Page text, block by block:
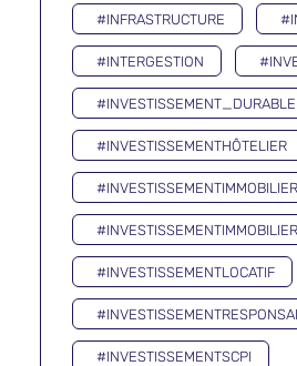
#INFRASTRUCTURE
#INTERGESTION
#INVESTISSEMENT_DURABLE
#INVESTISSEMENTHÔTELIER
#INVESTISSEMENTIMMOBILIER
#INVESTISSEMENTLOCATIF
#INVESTISSEMENTSCPI